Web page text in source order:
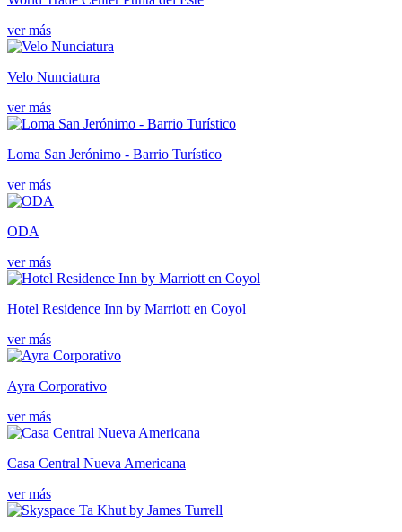
ver más
Velo Nunciatura
ver más
Loma San Jerónimo - Barrio Turístico
ver más
ODA
ver más
Hotel Residence Inn by Marriott en Coyol
ver más
Ayra Corporativo
ver más
Casa Central Nueva Americana
ver más